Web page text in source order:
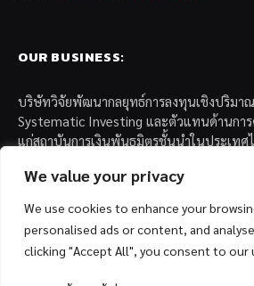
We value your privacy
We use cookies to enhance your
personalised ads or content, and
clicking "Accept All", you consent to our
OUR BUSINESS:
บริษัทวิจัยพัฒนากลยุทธ์การลงทุนเชิงปริม
Systematic Investing และตัวแทนด้านกา
แก่สถาบันการเงินพันธมิตรชั้นนำในประเทศ
– บล. กรุงไทย เอ็กซ์สปริง จำกัด
– บล. ฟิลลิป (ประเทศไทย) จำกัด (มหาชน)